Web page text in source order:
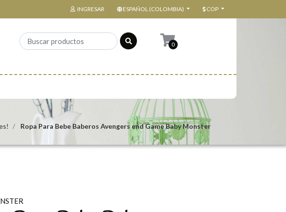
INGRESAR ESPAÑOL (COLOMBIA) COP
0
Ropa Para Bebe Baberos Avengers end Game Baby Monster